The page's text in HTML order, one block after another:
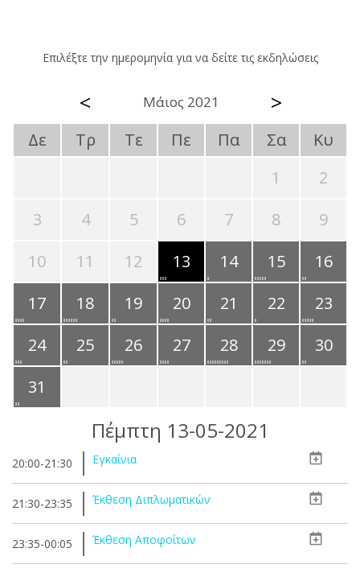
Επιλέξτε την ημερομηνία για να δείτε τις εκδηλώσεις
< Μάιος 2021 >
Δε Τρ Τε Πε Πα Σα
Κυ
1
2
3
4 5 6 7 8
9
10
11 12 13 14 15
16
17
18 19 20 21 22
23
24
25 26 27 28 29
30
31
Πέμπτη 13-05-2021
20:00-21:30 Εγκαίνια
21:30-23:35 Έκθεση Διπλωματικών
23:35-00:05 Έκθεση Αποφοίτων